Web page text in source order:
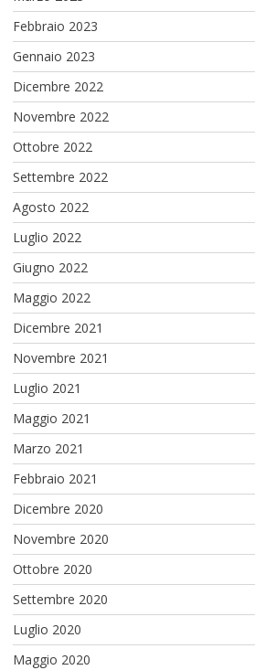
Febbraio 2023
Gennaio 2023
Dicembre 2022
Novembre 2022
Ottobre 2022
Settembre 2022
Agosto 2022
Luglio 2022
Giugno 2022
Maggio 2022
Dicembre 2021
Novembre 2021
Luglio 2021
Maggio 2021
Marzo 2021
Febbraio 2021
Dicembre 2020
Novembre 2020
Ottobre 2020
Settembre 2020
Luglio 2020
Maggio 2020